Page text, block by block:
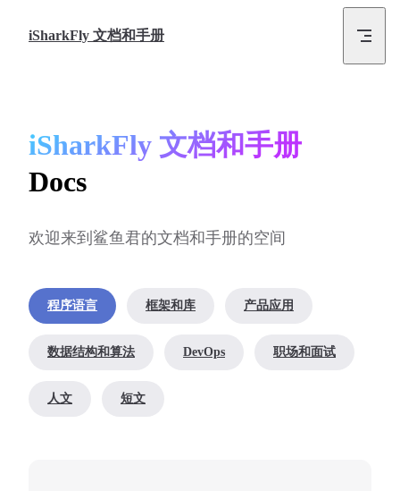
iSharkFly 文档和手册
iSharkFly 文档和手册
Docs
欢迎来到鲨鱼君的文档和手册的空间
程序语言 框架和库 产品应用
数据结构和算法 DevOps 职场和面试
人文 短文